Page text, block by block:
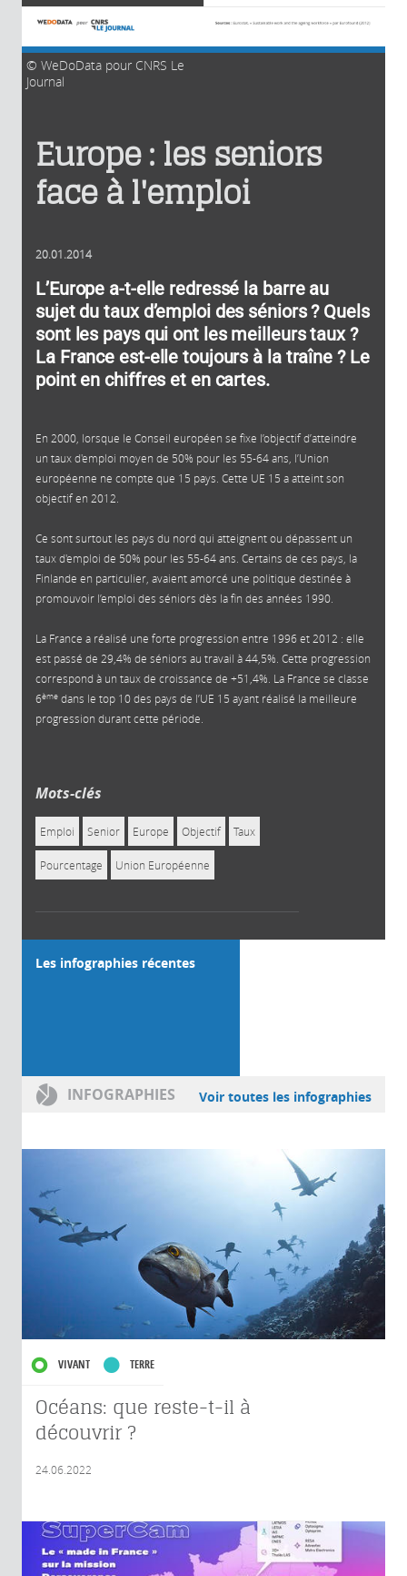
WeDoData pour CNRS Le
Journal
Europe : les seniors
face à l'emploi
20.01.2014
L’Europe a-t-elle redressé la barre au
sujet du taux d’emploi des séniors ? Quels
sont les pays qui ont les meilleurs taux ?
La France est-elle toujours à la traîne ? Le
point en chiffres et en cartes.
En 2000, lorsque le Conseil européen se fixe l’objectif d’atteindre
un taux d'emploi moyen de 50% pour les 55-64 ans, l’Union
européenne ne compte que 15 pays. Cette UE 15 a atteint son
objectif en 2012.
Ce sont surtout les pays du nord qui atteignent ou dépassent un
taux d'emploi de 50% pour les 55-64 ans. Certains de ces pays, la
Finlande en particulier, avaient amorcé une politique destinée à
promouvoir l’emploi des séniors dès la fin des années 1990.
La France a réalisé une forte progression entre 1996 et 2012 : elle
est passé de 29,4% de séniors au travail à 44,5%. Cette progression
correspond à un taux de croissance de +51,4%. La France se classe
6ème dans le top 10 des pays de l’UE 15 ayant réalisé la meilleure
progression durant cette période.
Mots-clés
Emploi Senior Europe Objectif Taux
Pourcentage Union Européenne
Les infographies récentes
INFOGRAPHIES Voir toutes les infographies
VIVANT TERRE
Océans: que reste-t-il à
découvrir ?
24.06.2022